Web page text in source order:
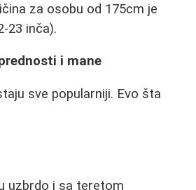
za osobu od 175cm je
23 inča).
i mane
sve popularniji. Evo šta
uzbrdo i sa teretom